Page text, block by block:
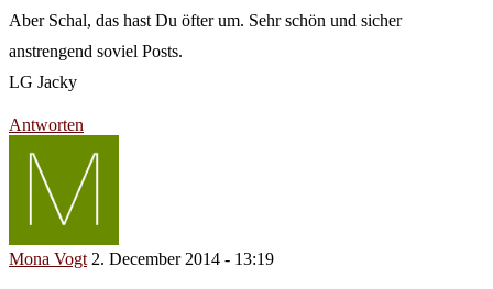
Aber Schal, das hast Du öfter um. Sehr schön und sicher
anstrengend soviel Posts.
LG Jacky
Antworten
Mona Vogt 2. December 2014 - 13:19